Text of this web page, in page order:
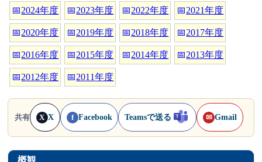
📅2024年度 📅2023年度 📅2022年度 📅2021年度
📅2020年度 📅2019年度 📅2018年度 📅2017年度
📅2016年度 📅2015年度 📅2014年度 📅2013年度
📅2012年度 📅2011年度
共有 X X f Facebook Teamsで送る ✉ Gmail
概観